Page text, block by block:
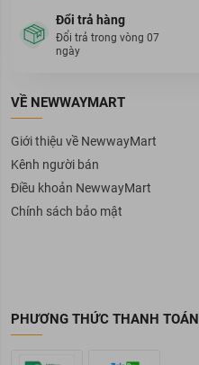
Thương hiệu:RoC
Xuất xứ thương hiệu:Pháp
Đổi trả hàng
Đổi trả trong vòng 07
ngày
VỀ NEWWAYMART
Giới thiệu về NewwayMart
Kênh người bán
Điều khoản NewwayMart
Chính sách bảo mật
PHƯƠNG THỨC THANH TOÁN